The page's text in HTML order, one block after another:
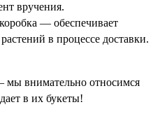
вручения.
— обеспечивает
в процессе доставки.
внимательно относимся
в их букеты!